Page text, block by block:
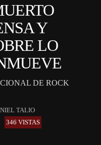
Y
LO
DE ROCK
TALIO
346 VISTAS